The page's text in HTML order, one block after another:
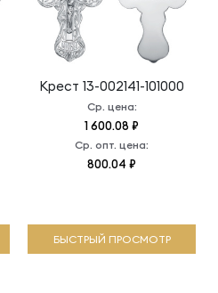
Крест 13-002141-101000
Ср. цена:
1 600.08 ₽
Ср. опт. цена:
800.04 ₽
БЫСТРЫЙ ПРОСМОТР